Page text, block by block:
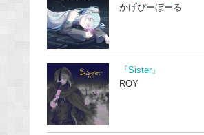
かげぴーぼーる
『Sister』
ROY